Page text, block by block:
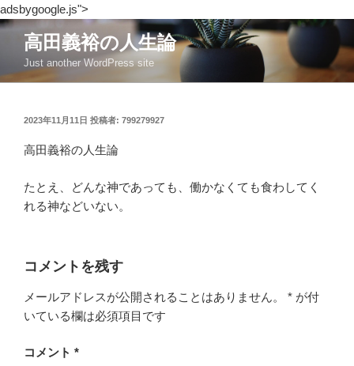
adsbygoogle.js">
コ
ン
高田義裕の人生論
Just another WordPress site
投
日:
2023年11月11日 投稿者: 799279927
高田義裕の人生論
たとえ、どんな神であっても、働かなくても食わしてく
れる神などいない。
コメントを残す
メールアドレスが公開されることはありません。 * が付
いている欄は必須項目です
コメント *